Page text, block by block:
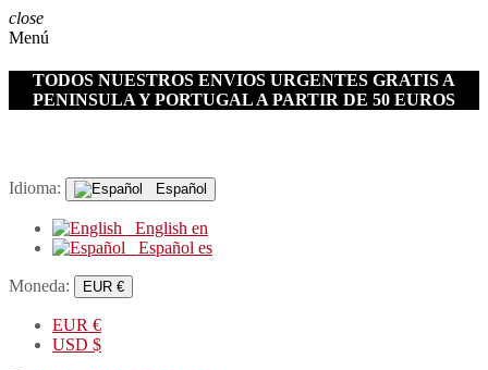
close
Menú
TODOS NUESTROS ENVIOS URGENTES GRATIS A
PENINSULA Y PORTUGAL A PARTIR DE 50 EUROS
Idioma: Español
English en
Español es
Moneda: EUR €
EUR €
USD $